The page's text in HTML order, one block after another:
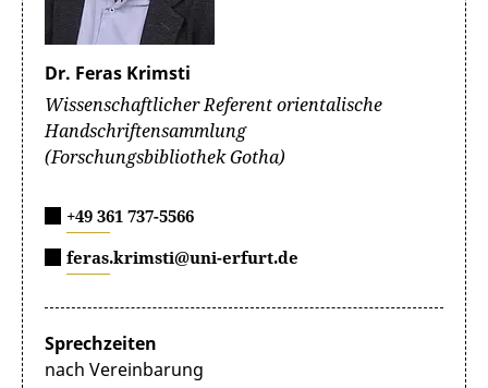
Dr. Feras Krimsti
Wissenschaftlicher Referent orientalische
Handschriftensammlung
(Forschungsbibliothek Gotha)
+49 361 737-5566
feras.krimsti@uni-erfurt.de
Sprechzeiten
nach Vereinbarung